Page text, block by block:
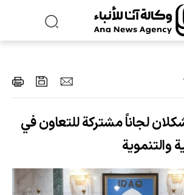
لجاناً مشتركة للتعاون في
والتنموية